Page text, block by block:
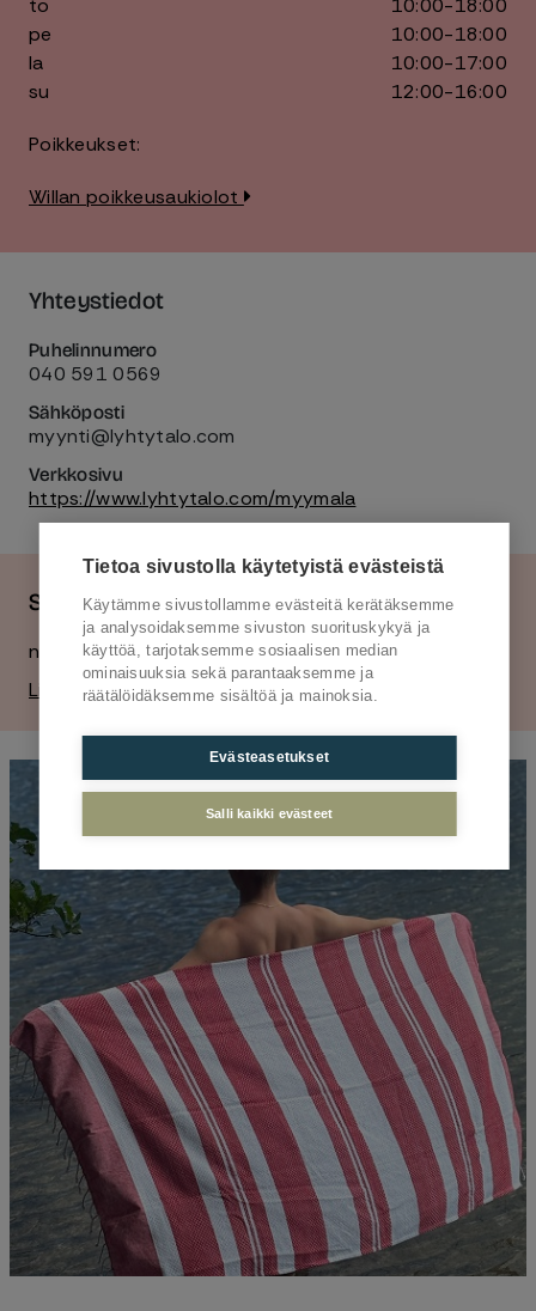
Tietoa sivustolla käytetyistä evästeistä
Käytämme sivustollamme evästeitä kerätäksemme
ja analysoidaksemme sivuston suorituskykyä ja
käyttöä, tarjotaksemme sosiaalisen median
ominaisuuksia sekä parantaaksemme ja
räätälöidäksemme sisältöä ja mainoksia.
Evästeasetukset
Salli kaikki evästeet
to
10:00-18:00
pe
10:00-18:00
la
10:00-17:00
su
12:00-16:00
Poikkeukset:
Willan poikkeusaukiolot
Yhteystiedot
Puhelinnumero
040 591 0569
Sähköposti
myynti@lyhtytalo.com
Verkkosivu
https://www.lyhtytalo.com/myymala
Sijainti
nro 341,3. krs,W2
Liikkeen sijainti Willan pohjakartassa